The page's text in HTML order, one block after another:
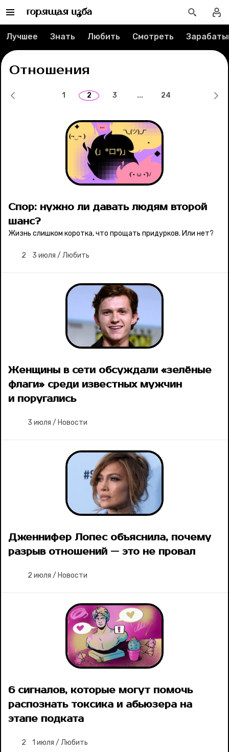
Рубрики
Секспросвет
Великие женщины
Рецепты
Лучшее Знать Любить Смотреть
Отношения
1 2 3 ... 24
Спор: нужно ли давать людям второй
шанс?
Жизнь слишком коротка, что прощать придурков. Или нет?
2 3 июля / Любить
Женщины в сети обсуждали «зелёные
флаги» среди известных мужчин
и поругались
3 июля / Новости
Дженнифер Лопес объяснила, почему
разрыв отношений — это не провал
2 июля / Новости
6 сигналов, которые могут помочь
распознать токсика и абьюзера на
этапе подката
2 1 июля / Любить